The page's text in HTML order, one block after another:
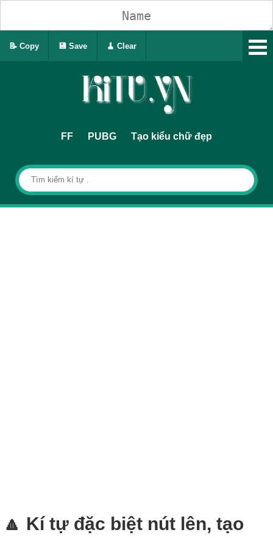
FF PUBG Tạo kiểu chữ đẹp
🔼 Kí tự đặc biệt nút lên, tạo
📝 Copy 💾 Save 🧹 Clear